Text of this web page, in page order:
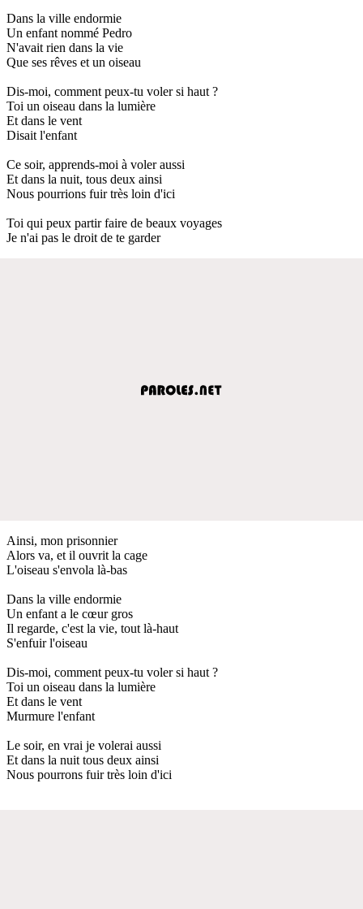
Dans la ville endormie
Un enfant nommé Pedro
N'avait rien dans la vie
Que ses rêves et un oiseau
Dis-moi, comment peux-tu voler si haut ?
Toi un oiseau dans la lumière
Et dans le vent
Disait l'enfant
Ce soir, apprends-moi à voler aussi
Et dans la nuit, tous deux ainsi
Nous pourrions fuir très loin d'ici
Toi qui peux partir faire de beaux voyages
Je n'ai pas le droit de te garder
Ainsi, mon prisonnier
Alors va, et il ouvrit la cage
L'oiseau s'envola là-bas
Dans la ville endormie
Un enfant a le cœur gros
Il regarde, c'est la vie, tout là-haut
S'enfuir l'oiseau
Dis-moi, comment peux-tu voler si haut ?
Toi un oiseau dans la lumière
Et dans le vent
Murmure l'enfant
Le soir, en vrai je volerai aussi
Et dans la nuit tous deux ainsi
Nous pourrons fuir très loin d'ici